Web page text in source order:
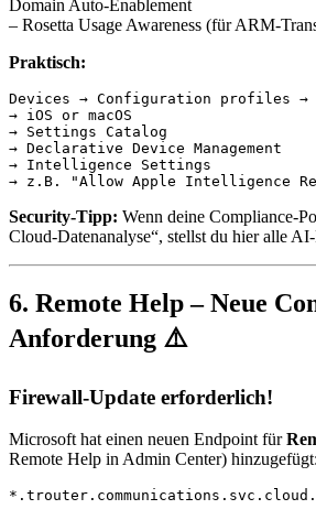
Domain Auto-Enablement
– Rosetta Usage Awareness (für ARM-
Praktisch:
Devices → Configuration profiles →
→ iOS or macOS
→ Settings Catalog
→ Declarative Device Management
→ Intelligence Settings
Security-Tipp: Wenn deine Compliance-
Cloud-Datenanalyse“, stellst du hier alle
6. Remote Help – Neue
Anforderung ⚠️
Firewall-Update erforderlich!
Microsoft hat einen neuen Endpoint für
Remote Help in Admin Center) hinzugefügt: